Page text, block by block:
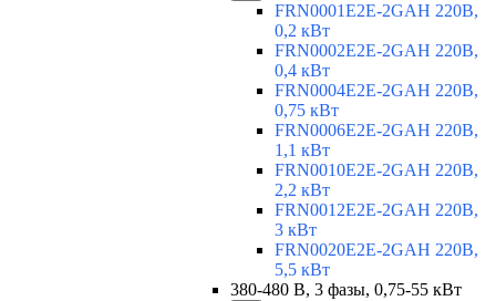
FRN0001E2E-2GAH 220В,
0,2 кВт
FRN0002E2E-2GAH 220В,
0,4 кВт
FRN0004E2E-2GAH 220В,
0,75 кВт
FRN0006E2E-2GAH 220В,
1,1 кВт
FRN0010E2E-2GAH 220В,
2,2 кВт
FRN0012E2E-2GAH 220В,
3 кВт
FRN0020E2E-2GAH 220В,
5,5 кВт
380-480 В, 3 фазы, 0,75-55 кВт